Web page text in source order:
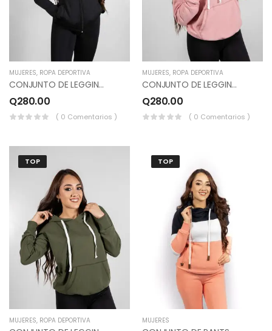
MUJERES, ROPA DEPORTIVA
CONJUNTO DE LEGGINS Y SUDADERO DEPORTIVO COLOR NEGRO.
Q280.00
( 0 Comentarios )
MUJERES, ROPA DEPORTIVA
CONJUNTO DE LEGGINS Y SUDADERO HOMBROS CAIDOS, COLOR PALORA, NEGRO.
Q280.00
( 0 Comentarios )
TOP
MUJERES, ROPA DEPORTIVA
TOP
MUJERES